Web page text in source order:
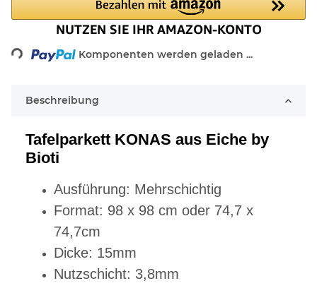
Loading... Komponenten werden geladen ...
Beschreibung
Tafelparkett KONAS aus Eiche by
Bioti
Ausführung: Mehrschichtig
Format: 98 x 98 cm oder 74,7 x
74,7cm
Dicke: 15mm
Nutzschicht: 3,8mm